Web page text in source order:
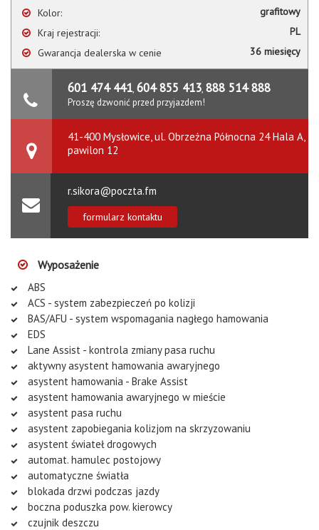
Kolor:
grafitowy
Kraj rejestracji:
PL
Gwarancja dealerska w cenie
36 miesięcy
601 474 441, 604 855 413, 888 514 888
Proszę dzwonić przed przyjazdem!
41-400 Mysłowice, ul. Obrzeżna Północna 24 Hala A,
pawilon 12
r.sikora@poczta.fm
formularz kontaktu
Wyposażenie
ABS
ACS - system zabezpieczeń po kolizji
BAS/AFU - system wspomagania nagłego hamowania
EDS
Lane Assist - kontrola zmiany pasa ruchu
aktywny asystent hamowania awaryjnego
asystent hamowania - Brake Assist
asystent hamowania awaryjnego w mieście
asystent pasa ruchu
asystent zapobiegania kolizjom na skrzyzowaniu
asystent świateł drogowych
automat. hamulec postojowy
automatyczne światła
blokada drzwi podczas jazdy
boczna poduszka pow. kierowcy
czujnik deszczu